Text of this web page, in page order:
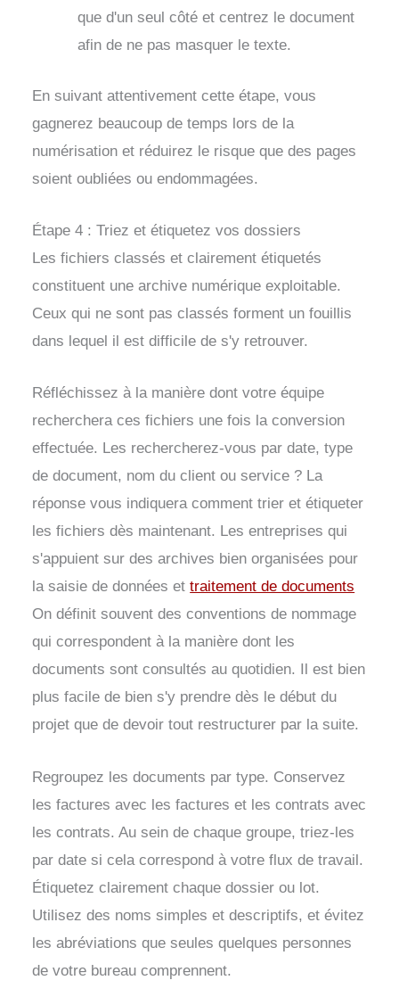
que d'un seul côté et centrez le document
afin de ne pas masquer le texte.
En suivant attentivement cette étape, vous
gagnerez beaucoup de temps lors de la
numérisation et réduirez le risque que des pages
soient oubliées ou endommagées.
Étape 4 : Triez et étiquetez vos dossiers
Les fichiers classés et clairement étiquetés
constituent une archive numérique exploitable.
Ceux qui ne sont pas classés forment un fouillis
dans lequel il est difficile de s'y retrouver.
Réfléchissez à la manière dont votre équipe
recherchera ces fichiers une fois la conversion
effectuée. Les rechercherez-vous par date, type
de document, nom du client ou service ? La
réponse vous indiquera comment trier et étiqueter
les fichiers dès maintenant. Les entreprises qui
s'appuient sur des archives bien organisées pour
la saisie de données ettraitement de documents
On définit souvent des conventions de nommage
qui correspondent à la manière dont les
documents sont consultés au quotidien. Il est bien
plus facile de bien s'y prendre dès le début du
projet que de devoir tout restructurer par la suite.
Regroupez les documents par type. Conservez
les factures avec les factures et les contrats avec
les contrats. Au sein de chaque groupe, triez-les
par date si cela correspond à votre flux de travail.
Étiquetez clairement chaque dossier ou lot.
Utilisez des noms simples et descriptifs, et évitez
les abréviations que seules quelques personnes
de votre bureau comprennent.